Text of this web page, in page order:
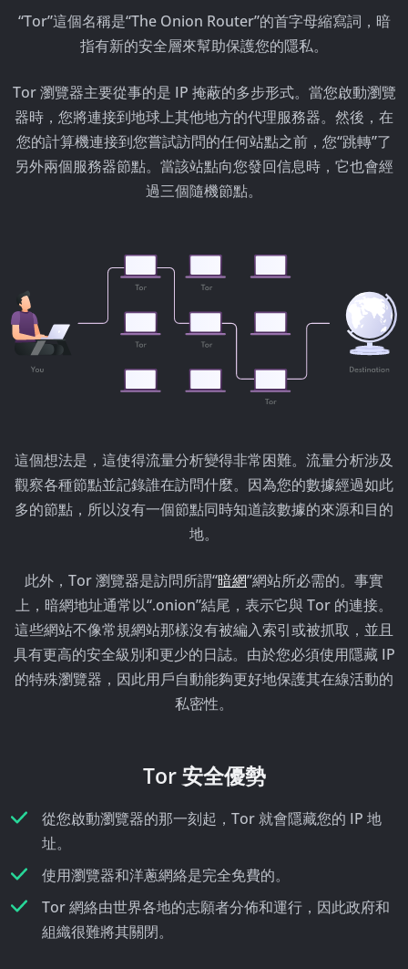
“Tor”這個名稱是“The Onion Router”的首字母縮寫詞，暗
指有新的安全層來幫助保護您的隱私。
Tor 瀏覽器主要從事的是 IP 掩蔽的多步形式。當您啟動瀏覽
器時，您將連接到地球上其他地方的代理服務器。然後，在
您的計算機連接到您嘗試訪問的任何站點之前，您“跳轉”了
另外兩個服務器節點。當該站點向您發回信息時，它也會經
過三個隨機節點。
這個想法是，這使得流量分析變得非常困難。流量分析涉及
觀察各種節點並記錄誰在訪問什麼。因為您的數據經過如此
多的節點，所以沒有一個節點同時知道該數據的來源和目的
地。
此外，Tor 瀏覽器是訪問所謂“暗網”網站所必需的。事實
上，暗網地址通常以“.onion”結尾，表示它與 Tor 的連接。
這些網站不像常規網站那樣沒有被編入索引或被抓取，並且
具有更高的安全級別和更少的日誌。由於您必須使用隱藏 IP
的特殊瀏覽器，因此用戶自動能夠更好地保護其在線活動的
私密性。
Tor 安全優勢
從您啟動瀏覽器的那一刻起，Tor 就會隱藏您的 IP 地
址。
使用瀏覽器和洋蔥網絡是完全免費的。
Tor 網絡由世界各地的志願者分佈和運行，因此政府和
組織很難將其關閉。